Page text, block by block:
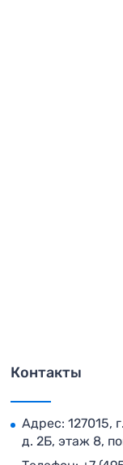
Контакты
Адрес: 127015,
д. 2Б, этаж 8,